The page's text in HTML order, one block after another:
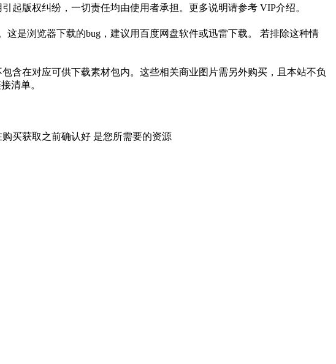
起版权纠纷，一切责任均由使用者承担。更多说明请参考 VIP介绍。
是浏览器下载的bug，建议用百度网盘软件或迅雷下载。 若排除这种情
含在对应可供下载素材包内。这些相关商业图片需另外购买，且本站不负
清单。
买获取之前确认好 是您所需要的资源